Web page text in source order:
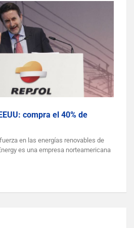
compra el 40% de
en las energías renovables de
es una empresa norteamericana